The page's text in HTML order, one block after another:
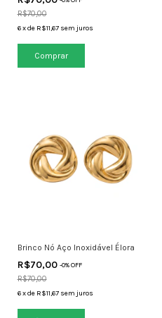
R$70,00
6 xde R$11,67 sem juros
Brinco Nó Aço Inoxidável Élora
R$70,00 -0% OFF
R$70,00
6 xde R$11,67 sem juros